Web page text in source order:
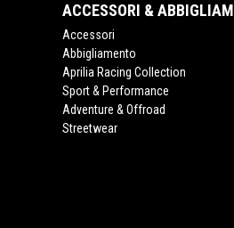
ACCESSORI &
Accessori
Abbigliamento
Aprilia Racing Collection
Sport & Performance
Adventure & Offroad
Streetwear